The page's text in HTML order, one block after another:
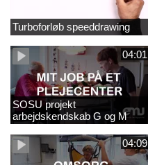
Turboforløb speeddrawing
04:01
SOSU projekt
arbejdskendskab G og M
04:09